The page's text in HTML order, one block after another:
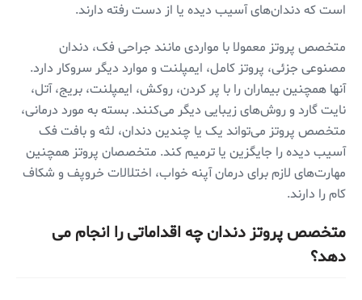
است که دندان‌های آسیب دیده یا از دست رفته دارند.
متخصص پروتز معمولا با مواردی مانند جراحی فک، دندان
مصنوعی جزئی، پروتز کامل، ایمپلنت و موارد دیگر سروکار دارد.
آنها همچنین بیماران را با پر کردن، روکش، ایمپلنت، بریج، آتل،
نایت گارد و روش‌های زیبایی دیگر می‌کنند. بسته به مورد درمانی،
متخصص پروتز می‌تواند یک یا چندین دندان، لثه و بافت فک
آسیب دیده را جایگزین یا ترمیم کند. متخصصان پروتز همچنین
مهارت‌های لازم برای درمان آپنه خواب، اختلالات خروپف و شکاف
کام را دارند.
متخصص پروتز دندان چه اقداماتی را انجام می
دهد؟